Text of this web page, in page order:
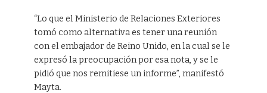
“Lo que el Ministerio de Relaciones Exteriores
tomó como alternativa es tener una reunión
con el embajador de Reino Unido, en la cual se le
expresó la preocupación por esa nota, y se le
pidió que nos remitiese un informe”, manifestó
Mayta.